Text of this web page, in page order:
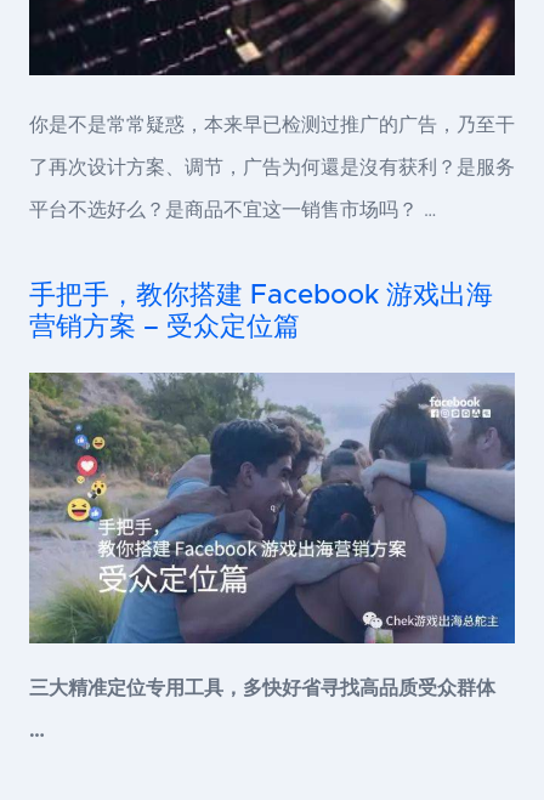
你是不是常常疑惑，本来早已检测过推广的广告，乃至干
了再次设计方案、调节，广告为何還是沒有获利？是服务
平台不选好么？是商品不宜这一销售市场吗？ …
手把手，教你搭建 Facebook 游戏出海
营销方案 – 受众定位篇
三大精准定位专用工具，多快好省寻找高品质受众群体
…